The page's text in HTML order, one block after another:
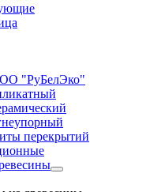
"РуБелЭко"
перекрытий